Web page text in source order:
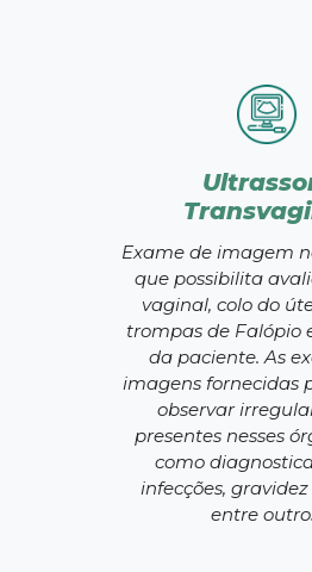
Exame de imagem
que possibilita
vaginal, colo do
trompas de Falópio
da paciente. As
imagens fornecidas
observar
presentes nesses
como
infecções,
entre